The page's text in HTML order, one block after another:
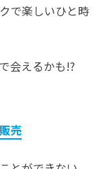
で楽しいひと時
会えるかも!?
売